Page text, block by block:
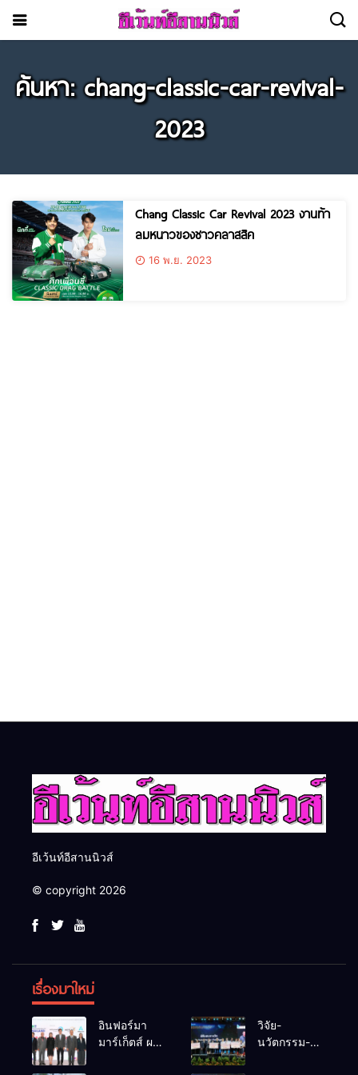
ค้นหา: chang-classic-car-revival-
2023
Chang Classic Car Revival 2023 งานท้า
ลมหนาวของชาวคลาสสิค
16 พ.ย. 2023
อีเว้นท์อีสานนิวส์
© copyright 2026
เรื่องมาใหม่
อินฟอร์มา
มาร์เก็ตส์ ผนึก
วิจัย-
นวัตกรรม-